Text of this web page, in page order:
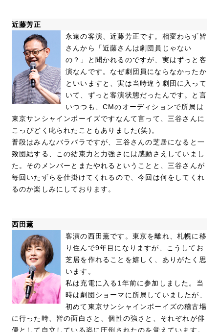
近藤芳正
永遠の客演、近藤芳正です。相変わらず皆
さんから「近藤さんは劇団員じゃない
の？」と聞かれるのですが、実はずっと客
演なんです。なぜ劇団員にならなかったか
といいますと、実は当時違う劇団に入って
いて、ずっと客演状態だったんです。と言
いつつも、CMのオーディションで所属は
東京サンシャインボーイズですなんて言って、三谷さんに
こっぴどく叱られたこともありました(笑)。
普段はみんなバラバラですが、三谷さんの芝居になると一
致団結する、この結束力と力強さには感動さえしていまし
た。そのメンバーとまたやれるということと、三谷さんが
毎回いたずらを仕掛けてくれるので、今回は何をしてくれ
るのか楽しみにしております。
西田薫
客演の西田薫です。東京を離れ、札幌に移
り住んで9年目になりますが、こうしてお
芝居を作れることを嬉しく、ありがたく思
います。
私は充電に入る1年前に参加しました。当
時は劇団ショーマに所属していましたが、
初めて東京サンシャインボーイズの稽古場
に行った時、皆の面白さと、個性の強さと、それぞれが俳
優として自立している姿に圧倒されたのを覚えています。